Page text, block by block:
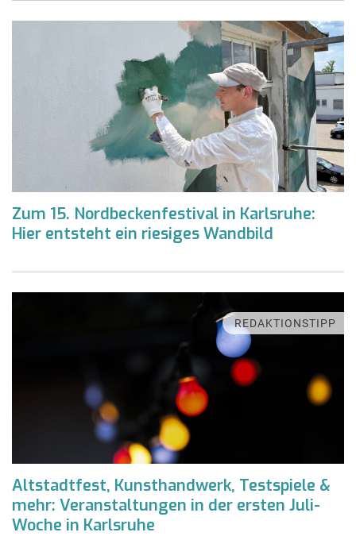
Zum 15. Nordbeckenfestival in Karlsruhe:
Hier entsteht ein riesiges Wandbild
REDAKTIONSTIPP
Altstadtfest, Kunsthandwerk, Testspiele &
mehr: Veranstaltungen in der ersten Juli-
Woche in Karlsruhe